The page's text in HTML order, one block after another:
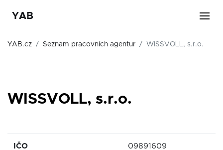
YAB
YAB.cz Seznam pracovních agentur WISSVOLL, s.r.o.
WISSVOLL, s.r.o.
IČO 09891609